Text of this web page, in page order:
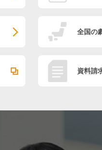
全国の
資料請